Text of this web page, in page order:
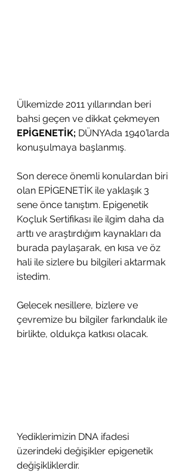
Ülkemizde 2011 yıllarından beri
bahsi geçen ve dikkat çekmeyen
EPİGENETİK; DÜNYAda 1940’larda
konuşulmaya başlanmış.
Son derece önemli konulardan biri
olan EPİGENETİK ile yaklaşık 3
sene önce tanıştım. Epigenetik
Koçluk Sertifikası ile ilgim daha da
arttı ve araştırdığım kaynakları da
burada paylaşarak, en kısa ve öz
hali ile sizlere bu bilgileri aktarmak
istedim.
Gelecek nesillere, bizlere ve
çevremize bu bilgiler farkındalık ile
birlikte, oldukça katkısı olacak.
Yediklerimizin DNA ifadesi
üzerindeki değişikler epigenetik
değişikliklerdir.